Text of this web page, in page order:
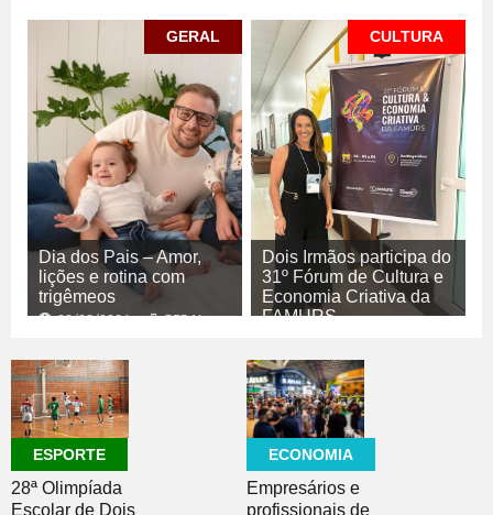
GERAL
Dia dos Pais – Amor,
lições e rotina com
trigêmeos
08/08/2026 GERAL
CULTURA
Dois Irmãos participa do
31º Fórum de Cultura e
Economia Criativa da
FAMURS
CULTURA
ESPORTE
28ª Olimpíada
Escolar de Dois
ECONOMIA
Empresários e
profissionais de